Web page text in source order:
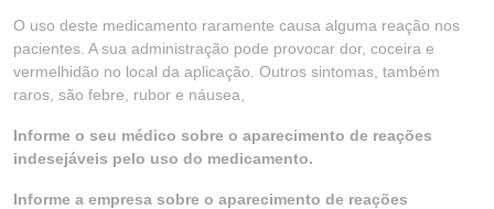
O uso deste medicamento raramente causa alguma reação nos
pacientes. A sua administração pode provocar dor, coceira e
vermelhidão no local da aplicação. Outros sintomas, também
raros, são febre, rubor e náusea,
Informe o seu médico sobre o aparecimento de reações
indesejáveis pelo uso do medicamento.
Informe a empresa sobre o aparecimento de reações